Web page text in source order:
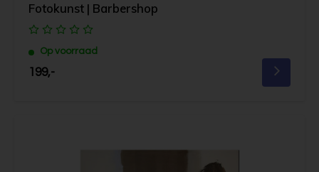
Fotokunst | Barbershop
Op voorraad
199,-